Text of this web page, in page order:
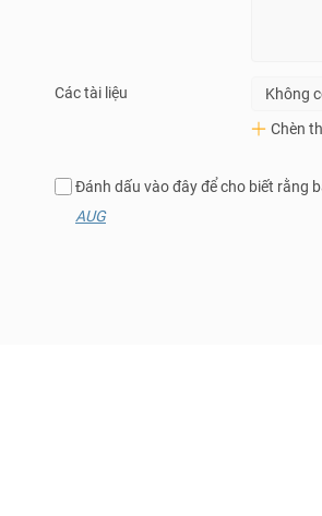
Các tài liệu
Không
Chèn
Đánh dấu vào đây để cho biết rằng
AUG